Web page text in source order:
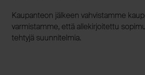
Kaupanteon jälkeen vahvistamme
varmistamme, että allekirjoitettu
tehtyjä suunnitelmia.